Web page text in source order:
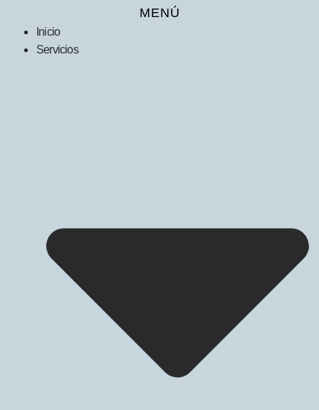
MENÚ
Inicio
Servicios